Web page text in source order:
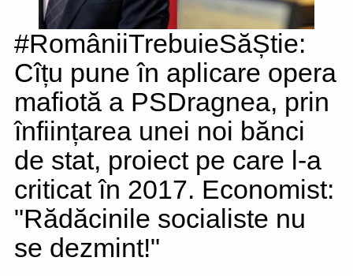
#RomâniiTrebuieSăȘtie:
Cîțu pune în aplicare opera
mafiotă a PSDragnea, prin
înființarea unei noi bănci
de stat, proiect pe care l-a
criticat în 2017. Economist:
"Rădăcinile socialiste nu
se dezmint!"